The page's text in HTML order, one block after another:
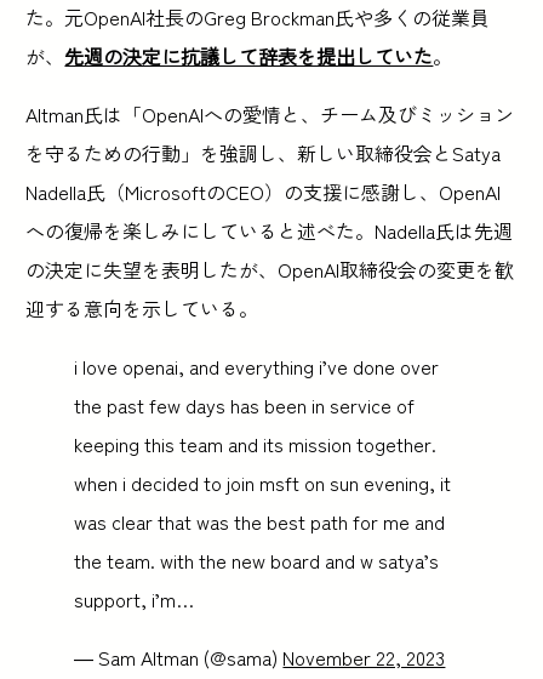
た。元OpenAI社長のGreg Brockman氏や多くの従業員
が、先週の決定に抗議して辞表を提出していた。
Altman氏は「OpenAIへの愛情と、チーム及びミッション
を守るための行動」を強調し、新しい取締役会とSatya
Nadella氏（MicrosoftのCEO）の支援に感謝し、OpenAI
への復帰を楽しみにしていると述べた。Nadella氏は先週
の決定に失望を表明したが、OpenAI取締役会の変更を歓
迎する意向を示している。
i love openai, and everything i’ve done over
the past few days has been in service of
keeping this team and its mission together.
when i decided to join msft on sun evening, it
was clear that was the best path for me and
the team. with the new board and w satya’s
support, i’m…
— Sam Altman (@sama) November 22, 2023